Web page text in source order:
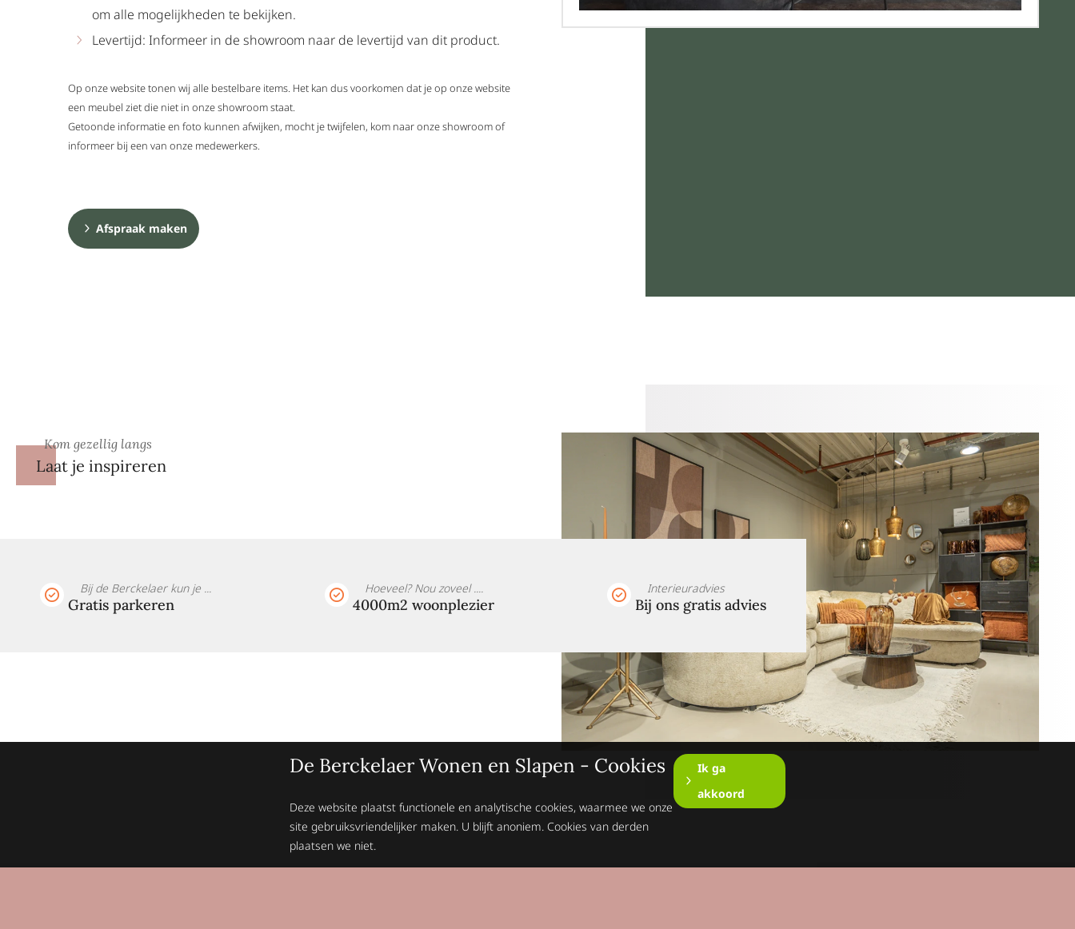
om alle mogelijkheden te bekijken.
Levertijd: Informeer in de showroom naar de levertijd van dit product.
Op onze website tonen wij alle bestelbare items. Het kan dus voorkomen dat je op onze website
een meubel ziet die niet in onze showroom staat.
Getoonde informatie en foto kunnen afwijken, mocht je twijfelen, kom naar onze showroom of
informeer bij een van onze medewerkers.
Afspraak maken
Kom gezellig langs
Laat je inspireren
Bij de Berckelaer kun je ...
Gratis parkeren
Hoeveel? Nou zoveel ....
4000m2 woonplezier
Interieuradvies
Bij ons gratis advies
De Berckelaer Wonen en Slapen - Cookies
Deze website plaatst functionele en analytische cookies, waarmee we onze
site gebruiksvriendelijker maken. U blijft anoniem. Cookies van derden
plaatsen we niet.
Ik ga
akkoord